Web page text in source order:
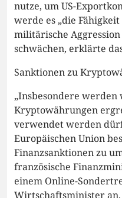
nutze, um US-
werde es „die
militärische
schwächen, erklärte
Sanktionen zu
„Insbesondere
Kryptowährungen
verwendet werden
Europäischen Union
Finanzsanktionen zu
französische
einem Online-
Wirtschaftsminister